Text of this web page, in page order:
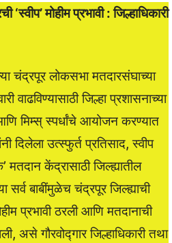
मोहीम प्रभावी : जिल्हाधिकारी
चंद्रपूर लोकसभा मतदारसंघाच्या
वाढविण्यासाठी जिल्हा प्रशासनाच्या
मिम्स् स्पर्धांचे आयोजन करण्यात
दिलेला उत्स्फुर्त प्रतिसाद, स्वीप
मतदान केंद्रासाठी जिल्ह्यातील
सर्व बाबींमुळेच चंद्रपूर जिल्ह्याची
प्रभावी ठरली आणि मतदानाची
असे गौरवोद्गार जिल्हाधिकारी तथा